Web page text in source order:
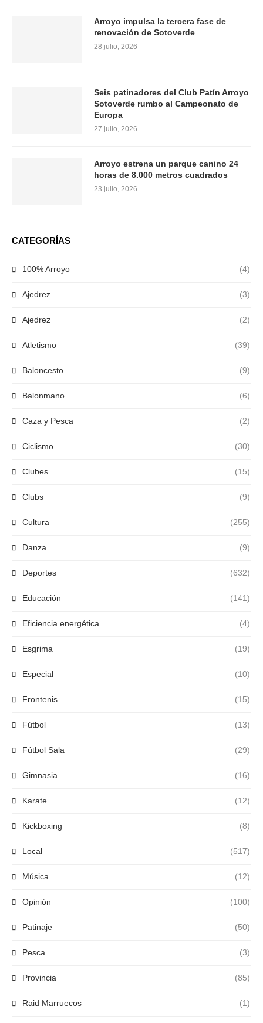
Arroyo impulsa la tercera fase de
renovación de Sotoverde
28 julio, 2026
Seis patinadores del Club Patín Arroyo
Sotoverde rumbo al Campeonato de
Europa
27 julio, 2026
Arroyo estrena un parque canino 24
horas de 8.000 metros cuadrados
23 julio, 2026
CATEGORÍAS
100% Arroyo (4)
Ajedrez (3)
Ajedrez (2)
Atletismo (39)
Baloncesto (9)
Balonmano (6)
Caza y Pesca (2)
Ciclismo (30)
Clubes (15)
Clubs (9)
Cultura (255)
Danza (9)
Deportes (632)
Educación (141)
Eficiencia energética (4)
Esgrima (19)
Especial (10)
Frontenis (15)
Fútbol (13)
Fútbol Sala (29)
Gimnasia (16)
Karate (12)
Kickboxing (8)
Local (517)
Música (12)
Opinión (100)
Patinaje (50)
Pesca (3)
Provincia (85)
Raid Marruecos (1)